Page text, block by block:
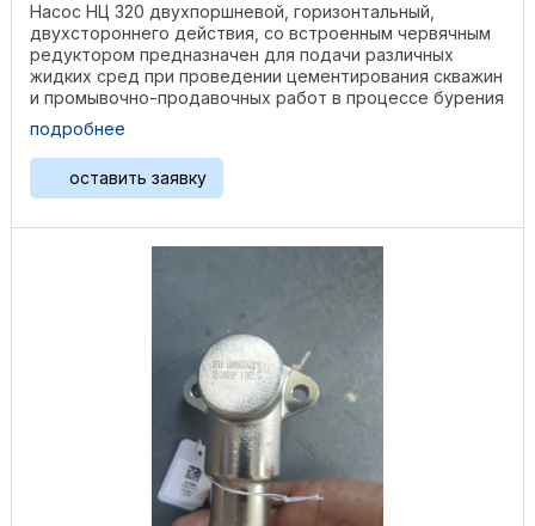
Насос НЦ 320 двухпоршневой, горизонтальный,
двухстороннего действия, со встроенным червячным
редуктором предназначен для подачи различных
жидких сред при проведении цементирования скважин
и промывочно-продавочных работ в процессе бурения
и ремонта ...
подробнее
оставить заявку